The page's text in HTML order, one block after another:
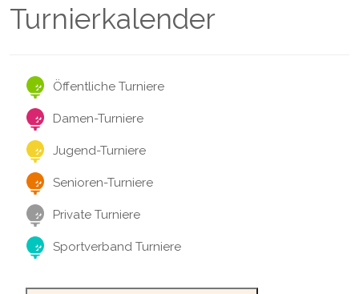
Turnierkalender
Öffentliche Turniere
Damen-Turniere
Jugend-Turniere
Senioren-Turniere
Private Turniere
Sportverband Turniere